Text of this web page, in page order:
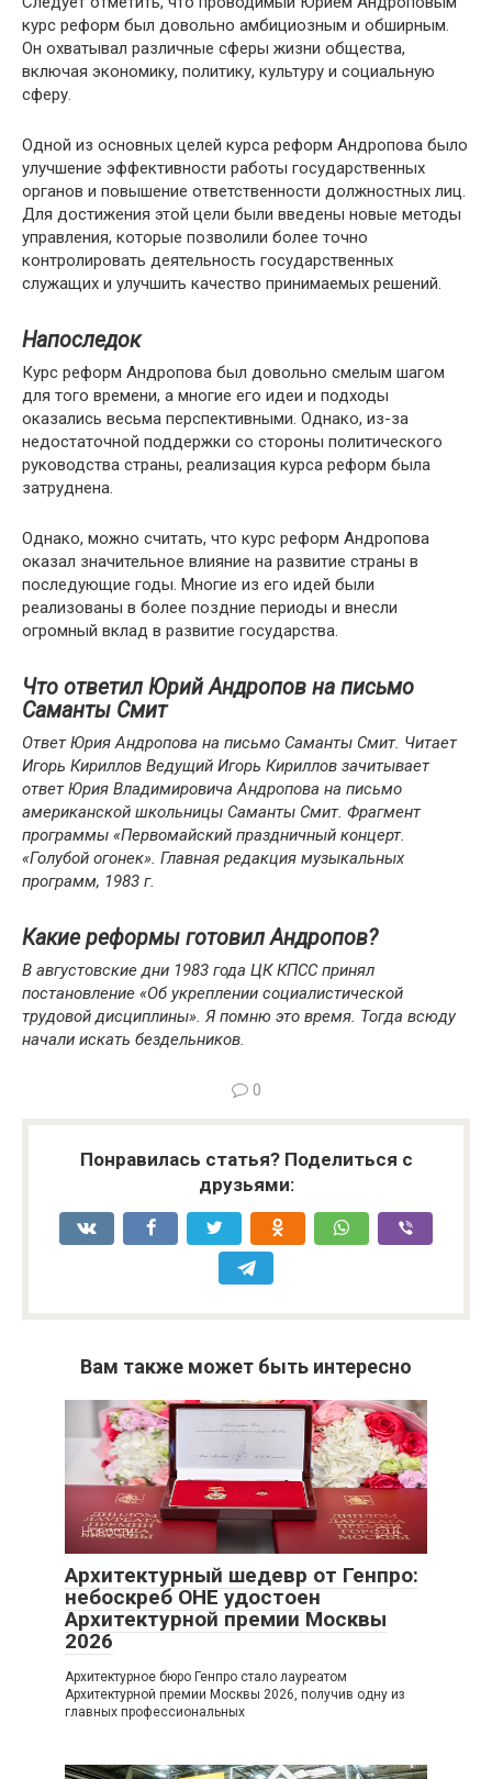
курс реформ был довольно амбициозным и обширным.
Он охватывал различные сферы жизни общества,
включая экономику, политику, культуру и социальную
сферу.
Одной из основных целей курса реформ Андропова было
улучшение эффективности работы государственных
органов и повышение ответственности должностных лиц.
Для достижения этой цели были введены новые методы
управления, которые позволили более точно
контролировать деятельность государственных
служащих и улучшить качество принимаемых решений.
Напоследок
Курс реформ Андропова был довольно смелым шагом
для того времени, а многие его идеи и подходы
оказались весьма перспективными. Однако, из-за
недостаточной поддержки со стороны политического
руководства страны, реализация курса реформ была
затруднена.
Однако, можно считать, что курс реформ Андропова
оказал значительное влияние на развитие страны в
последующие годы. Многие из его идей были
реализованы в более поздние периоды и внесли
огромный вклад в развитие государства.
Что ответил Юрий Андропов на письмо
Саманты Смит
Ответ Юрия Андропова на письмо Саманты Смит. Читает
Игорь Кириллов Ведущий Игорь Кириллов зачитывает
ответ Юрия Владимировича Андропова на письмо
американской школьницы Саманты Смит. Фрагмент
программы «Первомайский праздничный концерт.
«Голубой огонек». Главная редакция музыкальных
программ, 1983 г.
Какие реформы готовил Андропов?
В августовские дни 1983 года ЦК КПСС принял
постановление «Об укреплении социалистической
трудовой дисциплины». Я помню это время. Тогда всюду
начали искать бездельников.
0
Понравилась статья? Поделиться с
друзьями:
Вам также может быть интересно
Новости 0
Архитектурный шедевр от Генпро:
небоскреб ОНЕ удостоен
Архитектурной премии Москвы
2026
Архитектурное бюро Генпро стало лауреатом
Архитектурной премии Москвы 2026, получив одну из
главных профессиональных